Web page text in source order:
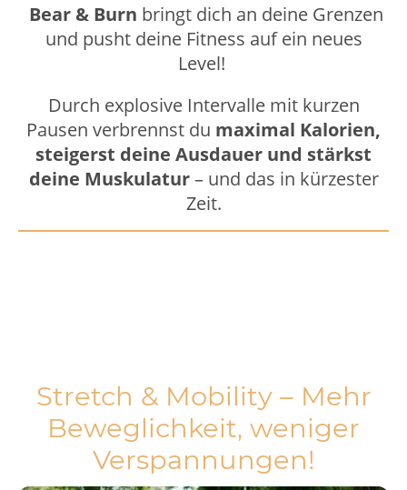
Bear & Burn bringt dich an deine Grenzen
und pusht deine Fitness auf ein neues
Level!
Durch explosive Intervalle mit kurzen
Pausen verbrennst du maximal Kalorien,
steigerst deine Ausdauer und stärkst
deine Muskulatur– und das in kürzester
Zeit.
Stretch & Mobility – Mehr
Beweglichkeit, weniger
Verspannungen!